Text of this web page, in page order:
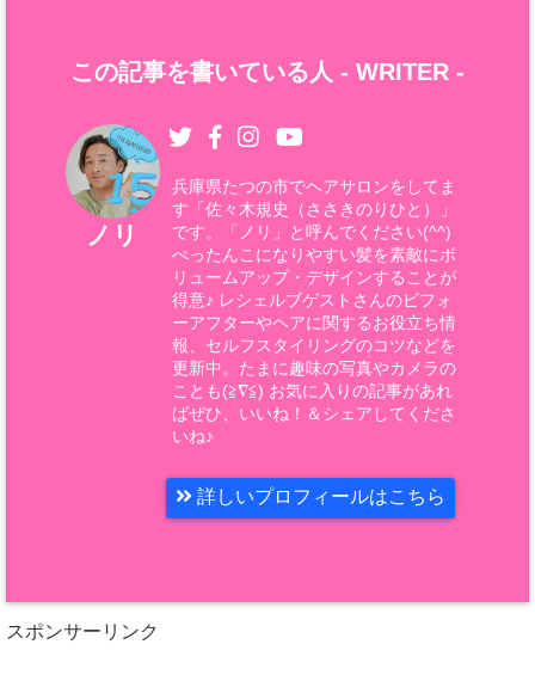
この記事を書いている人 - WRITER -
ノリ
兵庫県たつの市でヘアサロンをしてま
す「佐々木規史（ささきのりひと）」
です。「ノリ」と呼んでください(^^)
ぺったんこになりやすい髪を素敵にボ
リュームアップ・デザインすることが
得意♪ レシェルブゲストさんのビフォ
ーアフターやヘアに関するお役立ち情
報、セルフスタイリングのコツなどを
更新中。たまに趣味の写真やカメラの
ことも(≧∇≦) お気に入りの記事があれ
ばぜひ、いいね！＆シェアしてくださ
いね♪
詳しいプロフィールはこちら
スポンサーリンク